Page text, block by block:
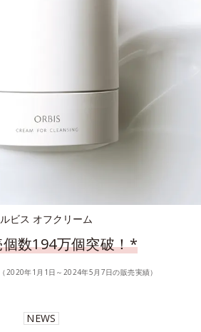
ビス オフクリーム
数194万個突破！*
2020年1月1日～2024年5月7日の販売実績）
NEWS